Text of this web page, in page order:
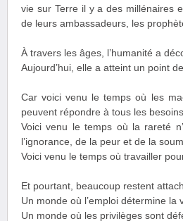
vie sur Terre il y a des millénaires
de leurs ambassadeurs, les
À travers les âges, l’humanité a
Aujourd’hui, elle a atteint un point
Car voici venu le temps où les
peuvent répondre à tous les
Voici venu le temps où la rareté
l’ignorance, de la peur et de la
Voici venu le temps où travailler
Et pourtant, beaucoup restent
Un monde où l’emploi détermine la
Un monde où les privilèges sont